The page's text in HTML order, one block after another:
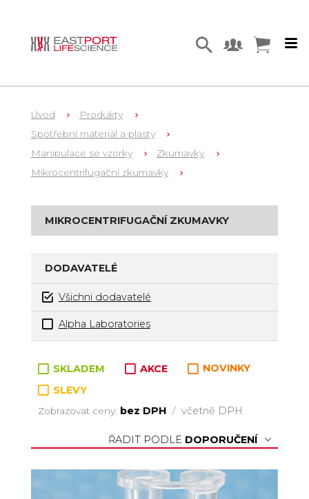
Úvod
Produkty
Spotřební materiál a plasty
Manipulace se vzorky
Zkumavky
Mikrocentrifugační zkumavky
MIKROCENTRIFUGAČNÍ ZKUMAVKY
DODAVATELÉ
Všichni dodavatelé
Alpha Laboratories
Zboží v kategorii
SKLADEM AKCE
NOVINKY
SLEVY
Zobrazovat ceny: bez DPH / včetně DPH
ŘADIT PODLE DOPORUČENÍ